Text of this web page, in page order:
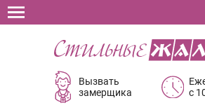
Вызвать
замерщика
с